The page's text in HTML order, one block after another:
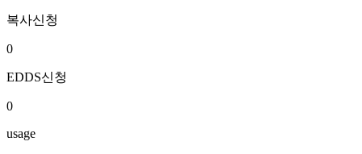
복사신청
0
EDDS신청
0
usage